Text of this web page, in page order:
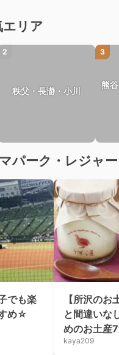
エリア
2
秩父・長瀞・小川
3
熊
パーク・レジャ
でも楽
め☆
【所沢のお
と間違いな
めのお土産
kaya209